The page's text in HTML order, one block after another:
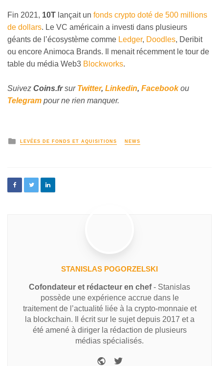
Fin 2021, 10T lançait un fonds crypto doté de 500 millions
de dollars. Le VC américain a investi dans plusieurs
géants de l’écosystème comme Ledger, Doodles, Deribit
ou encore Animoca Brands. Il menait récemment le tour de
table du média Web3 Blockworks.
Suivez Coins.frsur Twitter, Linkedin, Facebookou
Telegram pour ne rien manquer.
LEVÉES DE FONDS ET AQUISITIONS NEWS
STANISLAS POGORZELSKI
Cofondateur et rédacteur en chef- Stanislas
possède une expérience accrue dans le
traitement de l’actualité liée à la crypto-monnaie et
la blockchain. Il écrit sur le sujet depuis 2017 et a
été amené à diriger la rédaction de plusieurs
médias spécialisés.